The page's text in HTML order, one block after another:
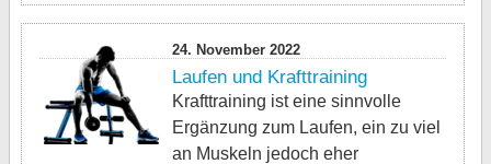
24. November 2022
Laufen und Krafttraining
Krafttraining ist eine sinnvolle
Ergänzung zum Laufen, ein zu viel
an Muskeln jedoch eher